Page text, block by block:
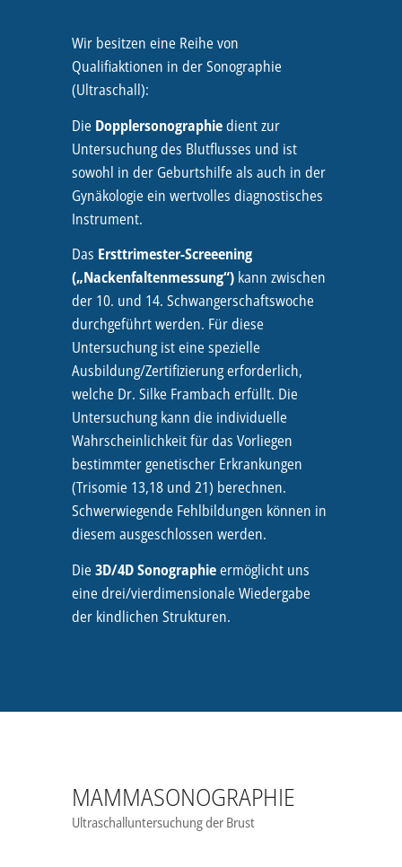
Wir besitzen eine Reihe von
Qualifiaktionen in der Sonographie
(Ultraschall):
Die Dopplersonographiedient zur
Untersuchung des Blutflusses und ist
sowohl in der Geburtshilfe als auch in der
Gynäkologie ein wertvolles diagnostisches
Instrument.
Das Ersttrimester-Screeening
(„Nackenfaltenmessung“) kann zwischen
der 10. und 14. Schwangerschaftswoche
durchgeführt werden. Für diese
Untersuchung ist eine spezielle
Ausbildung/Zertifizierung erforderlich,
welche Dr. Silke Frambach erfüllt. Die
Untersuchung kann die individuelle
Wahrscheinlichkeit für das Vorliegen
bestimmter genetischer Erkrankungen
(Trisomie 13,18 und 21) berechnen.
Schwerwiegende Fehlbildungen können in
diesem ausgeschlossen werden.
Die 3D/4D Sonographieermöglicht uns
eine drei/vierdimensionale Wiedergabe
der kindlichen Strukturen.
MAMMASONOGRAPHIE
Ultraschalluntersuchung der Brust